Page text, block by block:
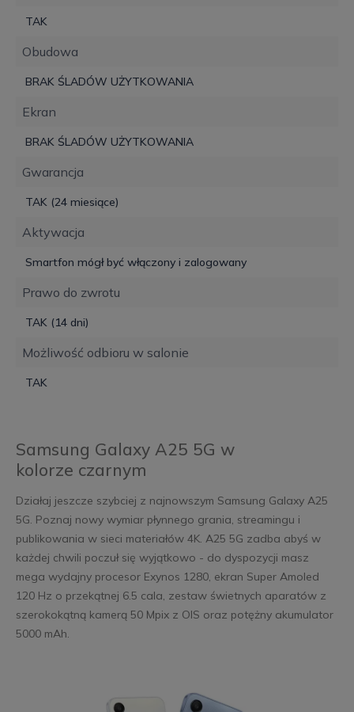
TAK
Obudowa
BRAK ŚLADÓW UŻYTKOWANIA
Ekran
BRAK ŚLADÓW UŻYTKOWANIA
Gwarancja
TAK (24 miesiące)
Aktywacja
Smartfon mógł być włączony i zalogowany
Prawo do zwrotu
TAK (14 dni)
Możliwość odbioru w salonie
TAK
Samsung Galaxy A25 5G w
kolorze czarnym
Działaj jeszcze szybciej z najnowszym Samsung Galaxy A25
5G. Poznaj nowy wymiar płynnego grania, streamingu i
publikowania w sieci materiałów 4K. A25 5G zadba abyś w
każdej chwili poczuł się wyjątkowo - do dyspozycji masz
mega wydajny procesor Exynos 1280, ekran Super Amoled
120 Hz o przekątnej 6.5 cala, zestaw świetnych aparatów z
szerokokątną kamerą 50 Mpix z OIS oraz potężny akumulator
5000 mAh.